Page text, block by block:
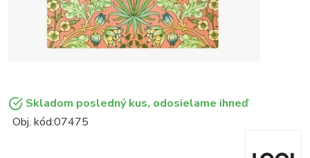
Skladom posledný kus, odosielame ihneď
Obj. kód:07475